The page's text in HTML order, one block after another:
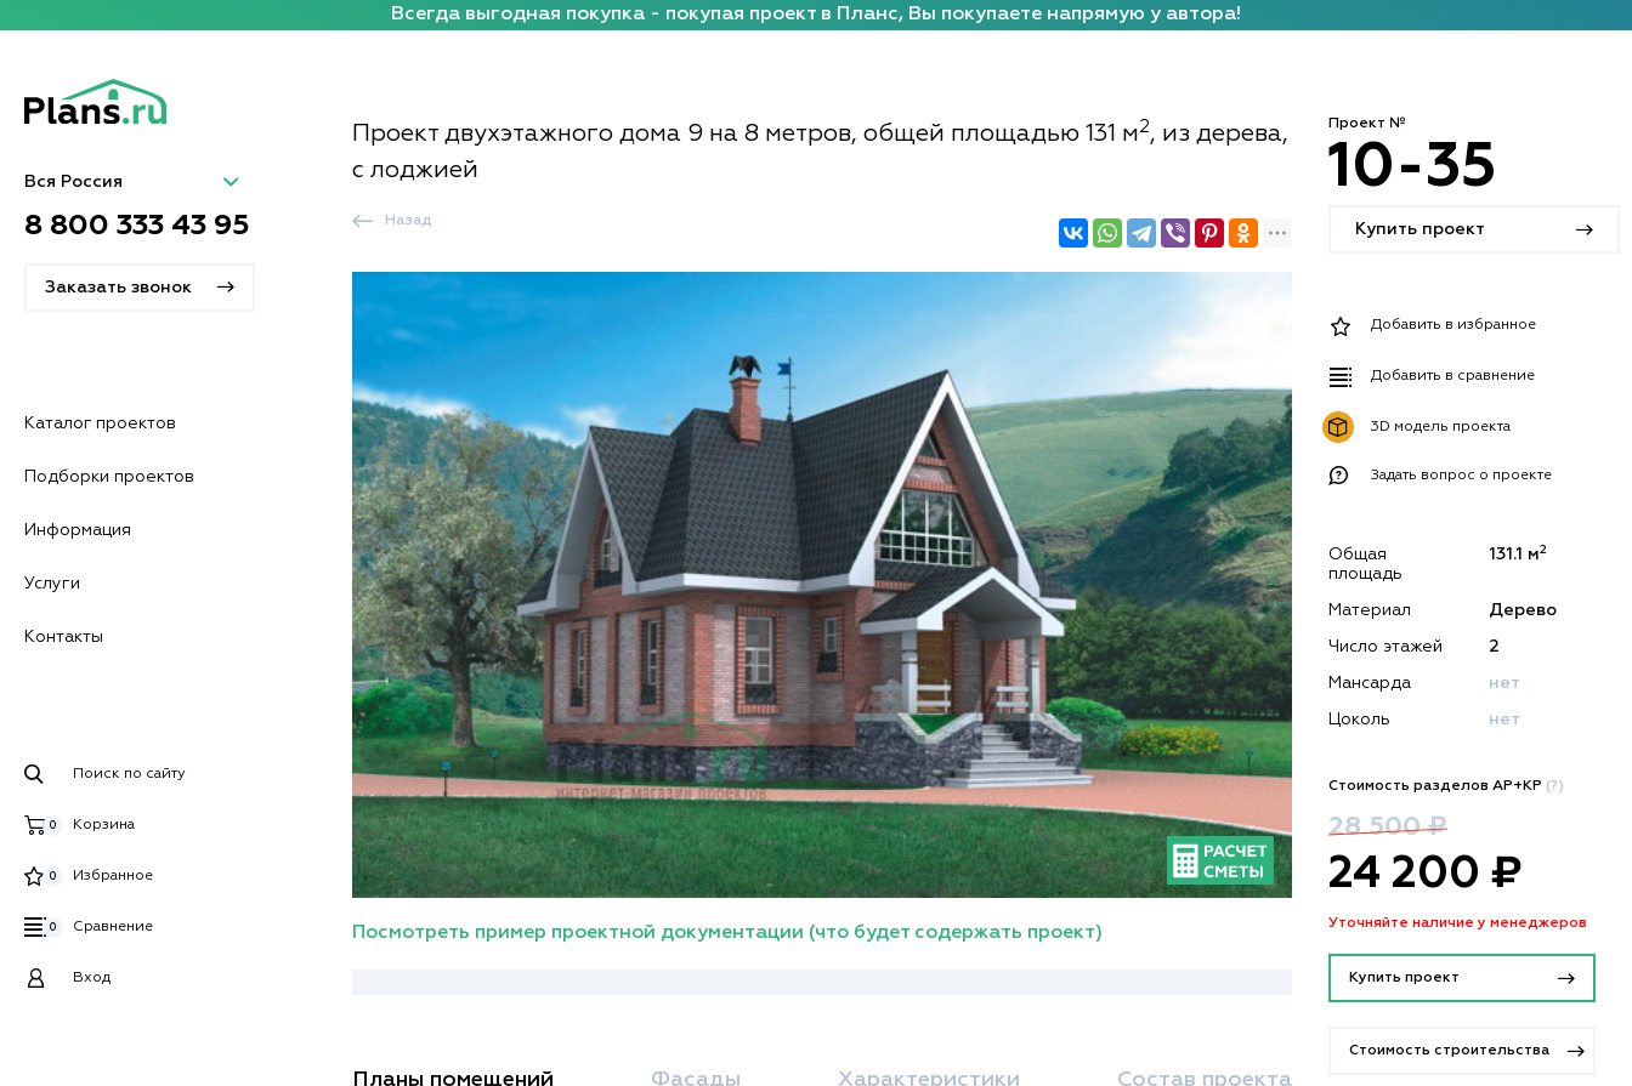
Всегда выгодная покупка - покупая проект в Планс, Вы покупаете напрямую у автора!
Вся Россия
8 800 333 43 95
Заказать звонок
Каталог проектов
Подборки проектов
Информация
Услуги
Контакты
Поиск по сайту
Корзина
0
Избранное
0
Сравнение
0
Вход
Проект двухэтажного дома 9 на 8 метров, общей площадью 131 м2, из дерева,
с лоджией
Назад
Посмотреть пример проектной документации (что будет содержать проект)
Планы помещений Фасады Характеристики Состав проекта
Проект №
10-35
Купить проект
Добавить в избранное
Добавить в сравнение
3D модель проекта
Задать вопрос о проекте
Общая
площадь
131.1 м2
Материал Дерево
Число этажей 2
Мансарда нет
Цоколь нет
Стоимость разделов АР+КР (?)
28 500 ₽
24 200 ₽
Уточняйте наличие у менеджеров
Купить проект
Стоимость строительства